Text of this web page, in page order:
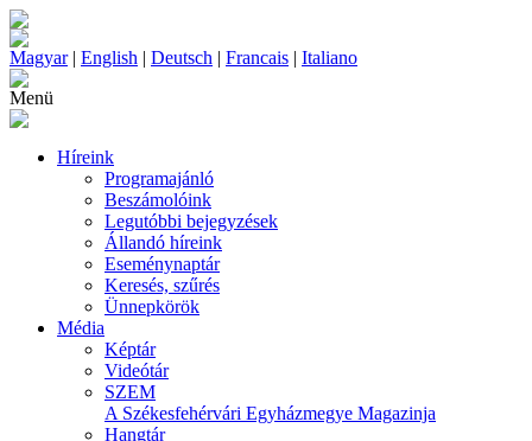
Magyar| English | Deutsch | Francais | Italiano
Menü
Híreink
Programajánló
Beszámolóink
Legutóbbi bejegyzések
Állandó híreink
Eseménynaptár
Keresés, szűrés
Ünnepkörök
Média
Képtár
Videótár
SZEM
A Székesfehérvári Egyházmegye Magazinja
Hangtár